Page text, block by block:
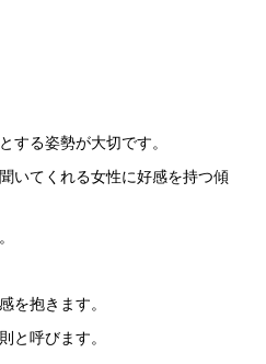
する姿勢が大切です。
いてくれる女性に好感を持つ傾
を抱きます。
と呼びます。